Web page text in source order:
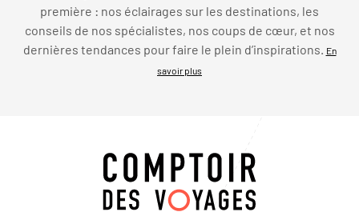
première : nos éclairages sur les destinations, les
conseils de nos spécialistes, nos coups de cœur, et nos
dernières tendances pour faire le plein d’inspirations.
En
savoir plus